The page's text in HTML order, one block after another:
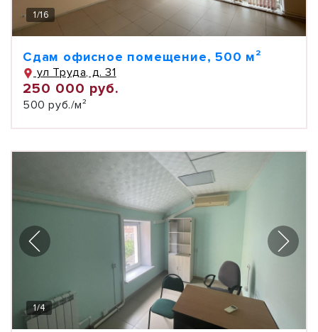
1/16
Сдам офисное помещение, 500 м²
ул Труда, д. 31
250 000 руб.
500 руб./м²
1/4